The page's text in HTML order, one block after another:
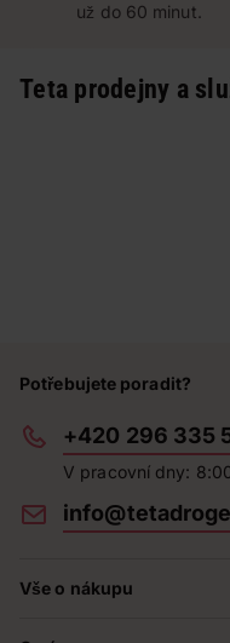
už do 60 minut.
Teta prodejny a
Potřebujete poradit?
+420 296 335
V pracovní dny:
Vše o nákupu